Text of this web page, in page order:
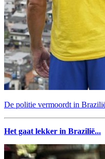
De politie vermoordt in
Het gaat lekker in Brazilië...